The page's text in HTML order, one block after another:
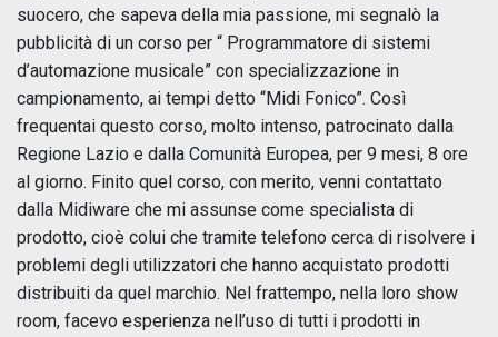
suocero, che sapeva della mia passione, mi segnalò la
pubblicità di un corso per “ Programmatore di sistemi
d’automazione musicale” con specializzazione in
campionamento, ai tempi detto “Midi Fonico”. Così
frequentai questo corso, molto intenso, patrocinato dalla
Regione Lazio e dalla Comunità Europea, per 9 mesi, 8 ore
al giorno. Finito quel corso, con merito, venni contattato
dalla Midiware che mi assunse come specialista di
prodotto, cioè colui che tramite telefono cerca di risolvere i
problemi degli utilizzatori che hanno acquistato prodotti
distribuiti da quel marchio. Nel frattempo, nella loro show
room, facevo esperienza nell’uso di tutti i prodotti in